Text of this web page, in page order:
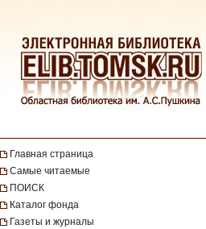
Главная страница
Самые читаемые
ПОИСК
Каталог фонда
Газеты и журналы